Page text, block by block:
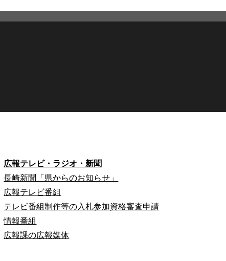
広報テレビ・ラジオ・新聞
長崎新聞「県からのお知らせ」
広報テレビ番組
テレビ番組制作等の入札参加資格審査申請
情報番組
広報課の広報媒体